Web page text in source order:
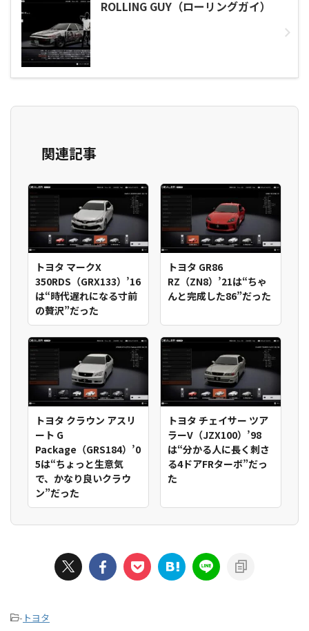
ROLLING GUY（ローリングガイ）
関連記事
トヨタ マークX
350RDS（GRX133）’16
は“時代遅れになる寸前
の贅沢”だった
トヨタ GR86
RZ（ZN8）’21は“ちゃ
んと完成した86”だった
トヨタ クラウン アスリ
ート G
Package（GRS184）’0
5は“ちょっと生意気
で、かなり良いクラウ
ン”だった
トヨタ チェイサー ツア
ラーV（JZX100）’98
は“分かる人に長く刺さ
る4ドアFRターボ”だっ
た
- トヨタ